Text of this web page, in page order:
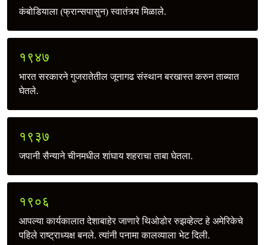
कंबोडियाला (फ्रान्सपासुन) स्वातंत्र्य मिळाले.
१९४७
भारत सरकारने गुजरातेतील जूनागढ संस्थान बरखास्त करुन ताब्यात
घेतले.
१९३७
जपानी सैन्याने चीनमधील शांघाय शहराचा ताबा घेतला.
१९०६
आपल्या कार्यकालात देशाबाहेर जाणारे थिओडोर रुझव्हेल्ट हे अमेरिकेचे
पहिले राष्ट्राध्यक्ष बनले. त्यांनी पनामा कालव्याला भेट दिली.